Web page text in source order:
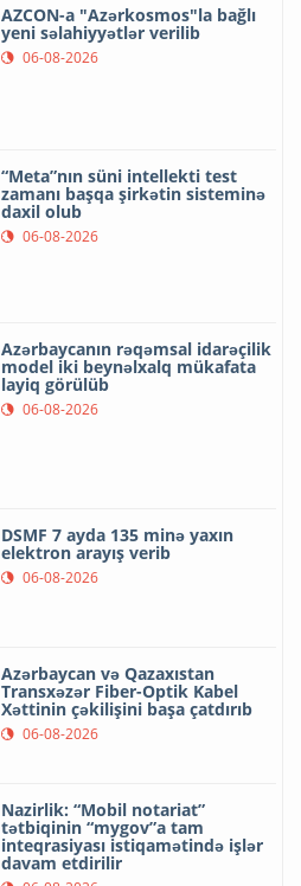
AZCON-a "Azərkosmos"la bağlı
yeni səlahiyyətlər verilib
06-08-2026
“Meta”nın süni intellekti test
zamanı başqa şirkətin sisteminə
daxil olub
06-08-2026
Azərbaycanın rəqəmsal idarəçilik
model iki beynəlxalq mükafata
layiq görülüb
06-08-2026
DSMF 7 ayda 135 minə yaxın
elektron arayış verib
06-08-2026
Azərbaycan və Qazaxıstan
Transxəzər Fiber-Optik Kabel
Xəttinin çəkilişini başa çatdırıb
06-08-2026
Nazirlik: “Mobil notariat”
tətbiqinin “mygov”a tam
inteqrasiyası istiqamətində işlər
davam etdirilir